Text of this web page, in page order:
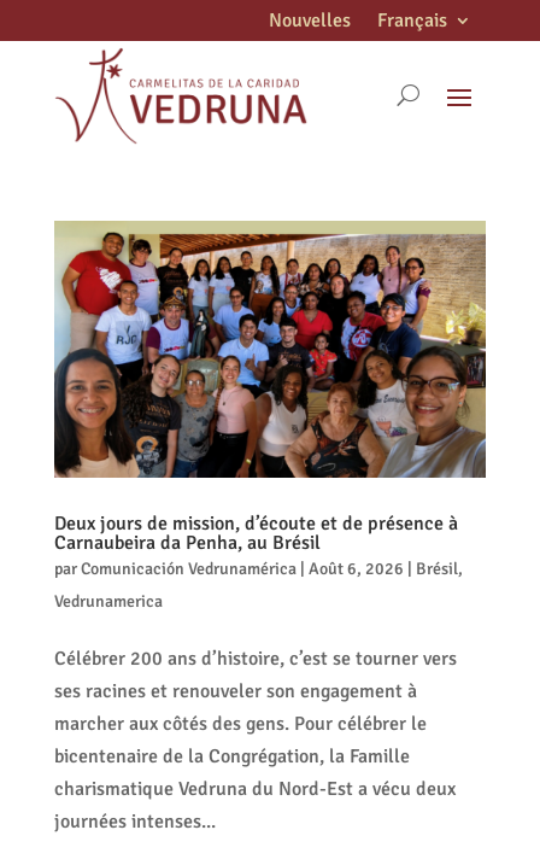
Nouvelles Français
Deux jours de mission, d’écoute et de présence à
Carnaubeira da Penha, au Brésil
parComunicación Vedrunamérica| Août 6, 2026 Brésil,
Vedrunamerica
Célébrer 200 ans d’histoire, c’est se tourner vers
ses racines et renouveler son engagement à
marcher aux côtés des gens. Pour célébrer le
bicentenaire de la Congrégation, la Famille
charismatique Vedruna du Nord-Est a vécu deux
journées intenses...